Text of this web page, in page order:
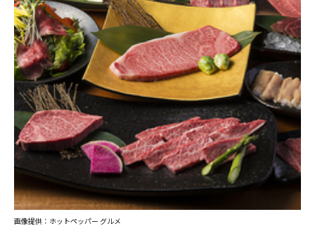
画像提供：ホットペッパー グルメ